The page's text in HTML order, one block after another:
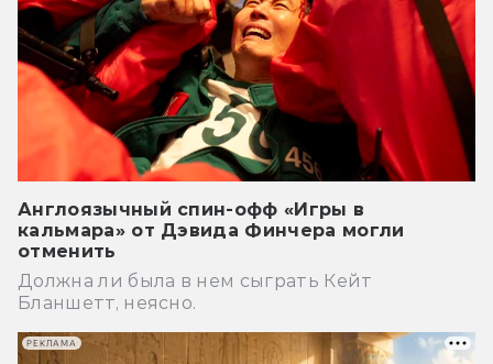
Англоязычный спин-офф «Игры в
кальмара» от Дэвида Финчера могли
отменить
Должна ли была в нем сыграть Кейт
Бланшетт, неясно.
РЕКЛАМА